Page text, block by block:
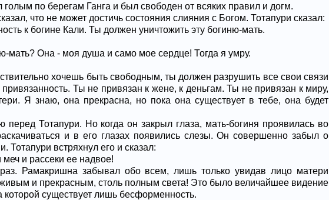
по берегам Ганга и был свободен от всяких правил и догм.
что не может достичь состояния слияния с Богом. Тотапури сказал:
к богине Кали. Ты должен уничтожить эту богиню-мать.
мать? Она - моя душа и само мое сердце! Тогда я умру.
хочешь быть свободным, ты должен разрушить все свои связи
Ты не привязан к жене, к деньгам. Ты не привязан к миру,
Я знаю, она прекрасна, но пока она существует в тебе, она будет
Тотапури. Но когда он закрыл глаза, мать-богиня проявилась во
и в его глазах появились слезы. Он совершенно забыл о
Тотапури встряхнул его и сказал:
и рассеки ее надвое!
раз. Рамакришна забывал обо всем, лишь только увидав лицо матери
и прекрасным, столь полным света! Это было величайшее видение
существует лишь бесформенность.